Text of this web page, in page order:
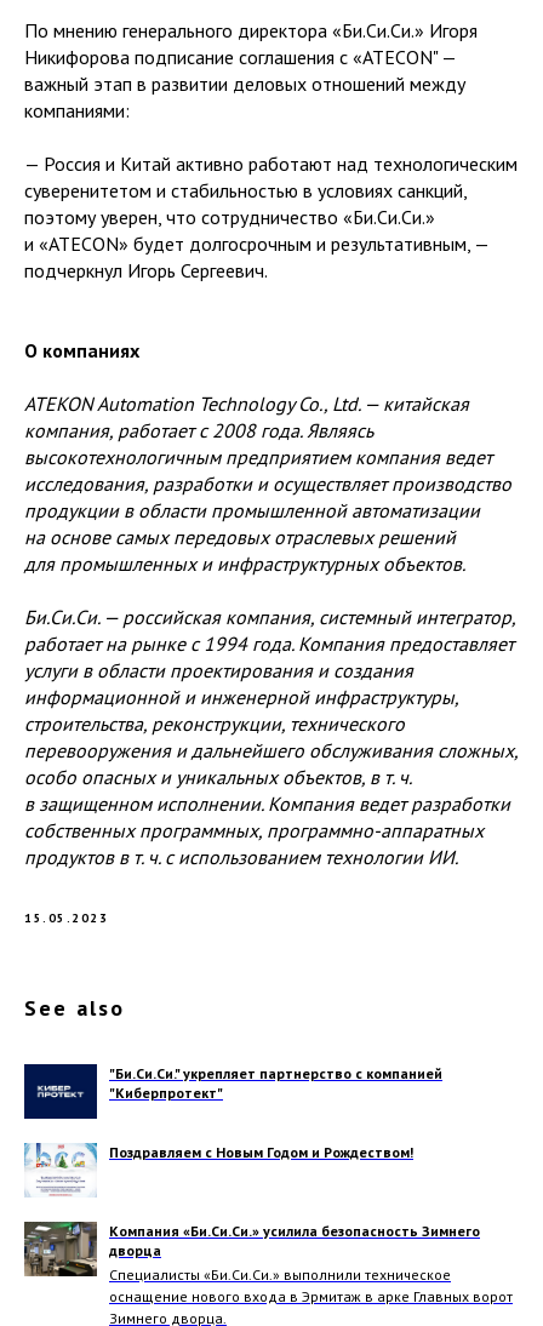
По мнению генерального директора «Би.Си.Си.» Игоря
Никифорова подписание соглашения с «ATECON" —
важный этап в развитии деловых отношений между
компаниями:
— Россия и Китай активно работают над технологическим
суверенитетом и стабильностью в условиях санкций,
поэтому уверен, что сотрудничество «Би.Си.Си.»
и «ATECON» будет долгосрочным и результативным, —
подчеркнул Игорь Сергеевич.
О компаниях
ATEKON Automation Technology Co., Ltd. — китайская
компания, работает с 2008 года. Являясь
высокотехнологичным предприятием компания ведет
исследования, разработки и осуществляет производство
продукции в области промышленной автоматизации
на основе самых передовых отраслевых решений
для промышленных и инфраструктурных объектов.
Би.Си.Си. — российская компания, системный интегратор,
работает на рынке с 1994 года. Компания предоставляет
услуги в области проектирования и создания
информационной и инженерной инфраструктуры,
строительства, реконструкции, технического
перевооружения и дальнейшего обслуживания сложных,
особо опасных и уникальных объектов, в т. ч.
в защищенном исполнении. Компания ведет разработки
собственных программных, программно-аппаратных
продуктов в т. ч. с использованием технологии ИИ.
15.05.2023
See also
"Би.Си.Си." укрепляет партнерство с компанией
"Киберпротект"
Поздравляем с Новым Годом и Рождеством!
Компания «Би.Си.Си.» усилила безопасность Зимнего
дворца
Специалисты «Би.Си.Си.» выполнили техническое
оснащение нового входа в Эрмитаж в арке Главных ворот
Зимнего дворца.